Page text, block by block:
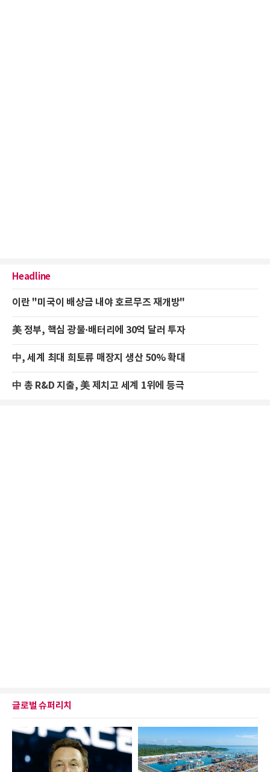
Headline
이란 "미국이 배상금 내야 호르무즈 재개방"
美 정부, 핵심 광물·배터리에 30억 달러 투자
中, 세계 최대 희토류 매장지 생산 50% 확대
中 총 R&D 지출, 美 제치고 세계 1위에 등극
글로벌 슈퍼리치